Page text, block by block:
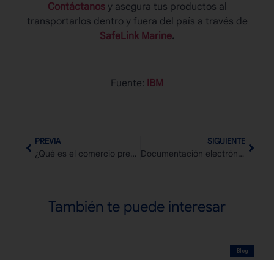
Contáctanosy asegura tus productos al
transportarlos dentro y fuera del país a través de
SafeLink Marine.
Fuente: IBM
PREVIA
¿Qué es el comercio predictivo y cómo se apoya en la inteligencia artificial?
SIGUIENTE
Documentación electrónica en logística: El impacto del e-CMR y el e-Bill of Lading
También te puede interesar
Blog